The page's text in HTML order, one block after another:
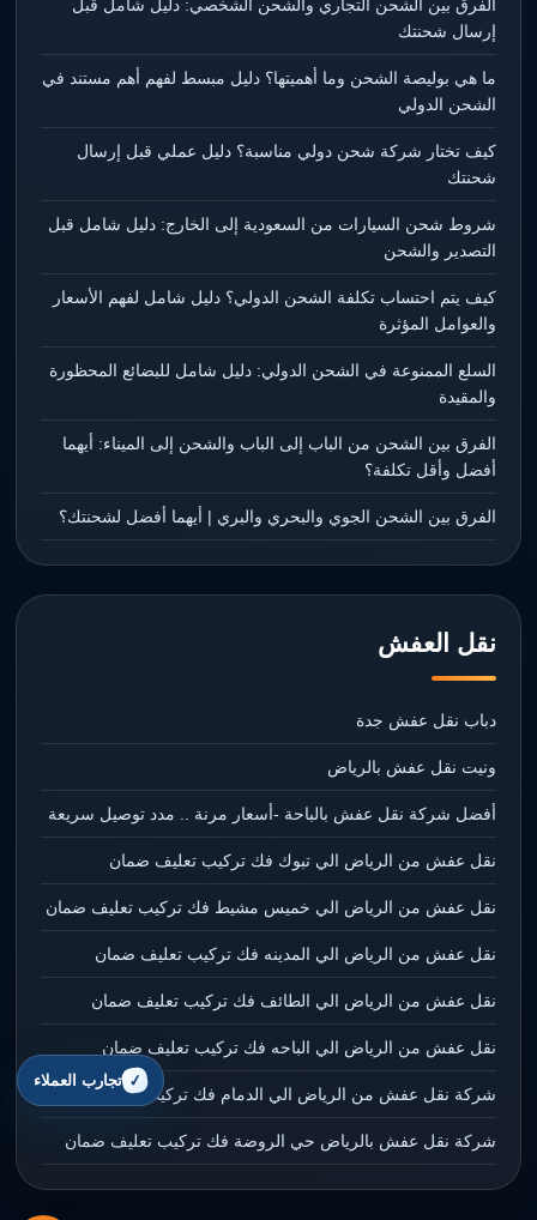
الفرق بين الشحن التجاري والشحن الشخصي: دليل شامل قبل
إرسال شحنتك
ما هي بوليصة الشحن وما أهميتها؟ دليل مبسط لفهم أهم مستند في
الشحن الدولي
كيف تختار شركة شحن دولي مناسبة؟ دليل عملي قبل إرسال
شحنتك
شروط شحن السيارات من السعودية إلى الخارج: دليل شامل قبل
التصدير والشحن
كيف يتم احتساب تكلفة الشحن الدولي؟ دليل شامل لفهم الأسعار
والعوامل المؤثرة
السلع الممنوعة في الشحن الدولي: دليل شامل للبضائع المحظورة
والمقيدة
الفرق بين الشحن من الباب إلى الباب والشحن إلى الميناء: أيهما
أفضل وأقل تكلفة؟
الفرق بين الشحن الجوي والبحري والبري | أيهما أفضل لشحنتك؟
نقل العفش
دباب نقل عفش جدة
ونيت نقل عفش بالرياض
أفضل شركة نقل عفش بالباحة -أسعار مرنة .. مدد توصيل سريعة
نقل عفش من الرياض الي تبوك فك تركيب تعليف ضمان
نقل عفش من الرياض الي خميس مشيط فك تركيب تعليف ضمان
نقل عفش من الرياض الي المدينه فك تركيب تعليف ضمان
نقل عفش من الرياض الي الطائف فك تركيب تعليف ضمان
نقل عفش من الرياض الي الباحه فك تركيب تعليف ضمان
شركة نقل عفش من الرياض الي الدمام فك تركيب تعليف ضمان
شركة نقل عفش بالرياض حي الروضة فك تركيب تعليف ضمان
تجارب العملاء